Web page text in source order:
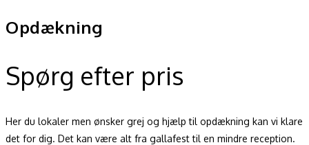
Opdækning
Spørg efter pris
Her du lokaler men ønsker grej og hjælp til opdækning kan vi klare
det for dig. Det kan være alt fra gallafest til en mindre reception.